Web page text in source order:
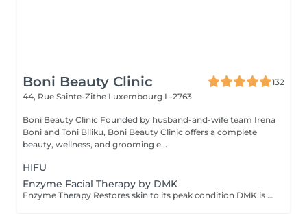
Boni Beauty Clinic
132
44, Rue Sainte-Zithe Luxembourg L-2763
Boni Beauty Clinic Founded by husband-and-wife team Irena
Boni and Toni Blliku, Boni Beauty Clinic offers a complete
beauty, wellness, and grooming e...
HIFU
Enzyme Facial Therapy by DMK
Enzyme Therapy Restores skin to its peak condition DMK is the only company in the world to utilize the beneficial effects of transfer-messenger enzymes. Enzymes are living substances that regulate health and work with certain minerals in the body to form a natural system of antioxidants that fight corrosive free radicals. Properly formulated, they can remove dead protein, toxins, and other effluvia from the epidermis using a process called 'reverse osmosis.' DMK Enzyme Treatments work with the skin. The enzymes aim to strengthen the structural integrity of the skin to create a healthy environment for cells to live and thrive. Thérapie enzymatique Restaure la peau à son état optimal DMK est la seule entreprise au monde à utiliser les effets bénéfiques des enzymes de transfert de messagers. Les enzymes sont des substances vivantes qui régulent la santé et travaillent avec certains minéraux du corps pour former un système naturel d'antioxydants qui combattent les radicaux libres corrosifs. Correctement formulés, ils peuvent éliminer les protéines mortes, les toxines et autres effluves de l'épiderme grâce à un processus appelé « osmose inverse ». Les traitements enzymatiques DMK agissent avec la peau. Les enzymes visent à renforcer l'intégrité structurelle de la peau afin de créer un environnement sain permettant aux cellules de vivre et de se développer.